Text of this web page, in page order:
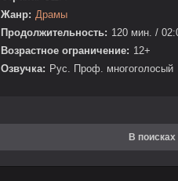
Жанр: Драмы
Продолжительность: 120 мин. /
Возрастное ограничение: 12+
Озвучка: Рус. Проф. многоголосый
В